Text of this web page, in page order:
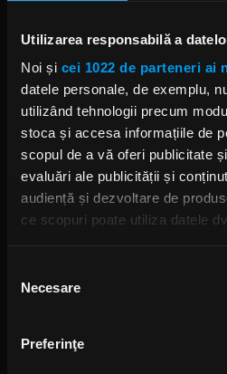
Utilizarea responsabilă a
Noi și cei 1022 de parteneri ai
datele personale, de exemplu,
utilizând tehnologii precum
stoca și accesa informațiile de
scopul de a vă oferi publicitate
evaluări ale publicității și
audiență și dezvoltare de
ce scopuri poate utiliza datele
Să colectăm informațiile
Să vă identificăm
activ după caracteristici
consimțământului
Necesare
Preferinţe
SLIPKNOT COREY TAYLOR
ALBUM NOU SLIPKNOT
Green